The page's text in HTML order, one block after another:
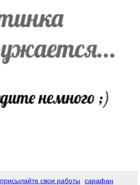
присылайте свои работы сарафан